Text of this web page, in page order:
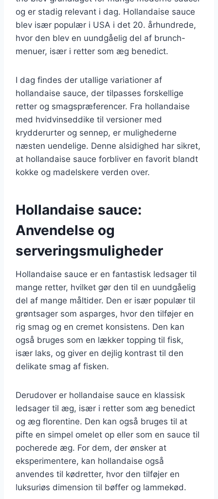
og er stadig relevant i dag. Hollandaise sauce
blev især populær i USA i det 20. århundrede,
hvor den blev en uundgåelig del af brunch-
menuer, især i retter som æg benedict.
I dag findes der utallige variationer af
hollandaise sauce, der tilpasses forskellige
retter og smagspræferencer. Fra hollandaise
med hvidvinseddike til versioner med
krydderurter og sennep, er mulighederne
næsten uendelige. Denne alsidighed har sikret,
at hollandaise sauce forbliver en favorit blandt
kokke og madelskere verden over.
Hollandaise sauce:
Anvendelse og
serveringsmuligheder
Hollandaise sauce er en fantastisk ledsager til
mange retter, hvilket gør den til en uundgåelig
del af mange måltider. Den er især populær til
grøntsager som asparges, hvor den tilføjer en
rig smag og en cremet konsistens. Den kan
også bruges som en lækker topping til fisk,
især laks, og giver en dejlig kontrast til den
delikate smag af fisken.
Derudover er hollandaise sauce en klassisk
ledsager til æg, især i retter som æg benedict
og æg florentine. Den kan også bruges til at
pifte en simpel omelet op eller som en sauce til
pocherede æg. For dem, der ønsker at
eksperimentere, kan hollandaise også
anvendes til kødretter, hvor den tilføjer en
luksuriøs dimension til bøffer og lammekød.